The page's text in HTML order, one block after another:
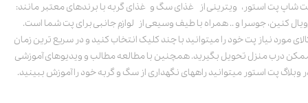
شاپ پت استور، ویترینی از غذای سگ و غذای گربه با برندهای معتبر مانند:
کنین، جوسرا و .. همراه با طیف وسیعی از لوازم جانبی برای پت شما است.
مورد نیاز پت خود را میتوانید با چند کلیک انتخاب کنید و در سریع ترین زمان
درب منزل تحویل بگیرید. همچنین با مطالعه مطالب و ویدیوهای آموزشی
وبلاگ پت استور میتوانید راههای نگهداری از سگ و گربه خود را آموزش ببینید.